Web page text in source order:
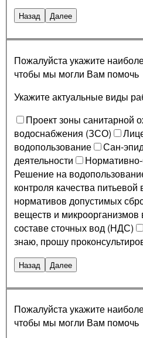
Назад Далее
Пожалуйста укажите
чтобы мы могли Вам помочь
Укажите актуальные виды
Проект зоны санитарной
водоснабжения (ЗСО)
водопользование
Сан-
деятельности
Решение на
контроля качества питьевой
нормативов допустимых
веществ и микроорганизмов
составе сточных вод (НДС)
знаю, прошу
Назад Далее
Пожалуйста укажите
чтобы мы могли Вам помочь